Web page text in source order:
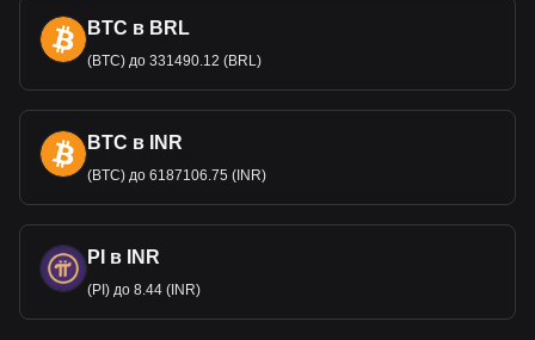
BTC в BRL
(BTC) до 331490.12 (BRL)
BTC в INR
(BTC) до 6187106.75 (INR)
PI в INR
(PI) до 8.44 (INR)